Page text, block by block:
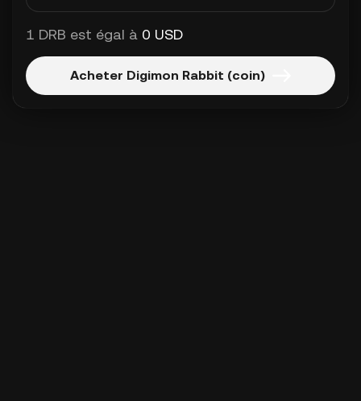
1 DRB est égal à 0 USD
Acheter Digimon Rabbit (coin)